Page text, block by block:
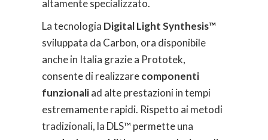
altamente specializzato.
La tecnologia Digital Light Synthesis™
sviluppata da Carbon, ora disponibile
anche in Italia grazie a Prototek,
consente di realizzarecomponenti
funzionaliad alte prestazioni in tempi
estremamente rapidi. Rispetto ai metodi
tradizionali, la DLS™ permette una